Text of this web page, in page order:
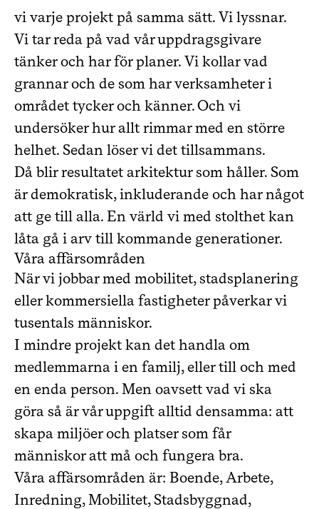
vi varje projekt på samma sätt. Vi lyssnar.
Vi tar reda på vad vår uppdragsgivare
tänker och har för planer. Vi kollar vad
grannar och de som har verksamheter i
området tycker och känner. Och vi
undersöker hur allt rimmar med en större
helhet. Sedan löser vi det tillsammans.
Då blir resultatet arkitektur som håller. Som
är demokratisk, inkluderande och har något
att ge till alla. En värld vi med stolthet kan
låta gå i arv till kommande generationer.
Våra affärsområden
När vi jobbar med mobilitet, stadsplanering
eller kommersiella fastigheter påverkar vi
tusentals människor.
I mindre projekt kan det handla om
medlemmarna i en familj, eller till och med
en enda person. Men oavsett vad vi ska
göra så är vår uppgift alltid densamma: att
skapa miljöer och platser som får
människor att må och fungera bra.
Våra affärsområden är: Boende, Arbete,
Inredning, Mobilitet, Stadsbyggnad,